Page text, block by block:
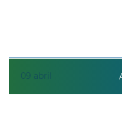
09 abril